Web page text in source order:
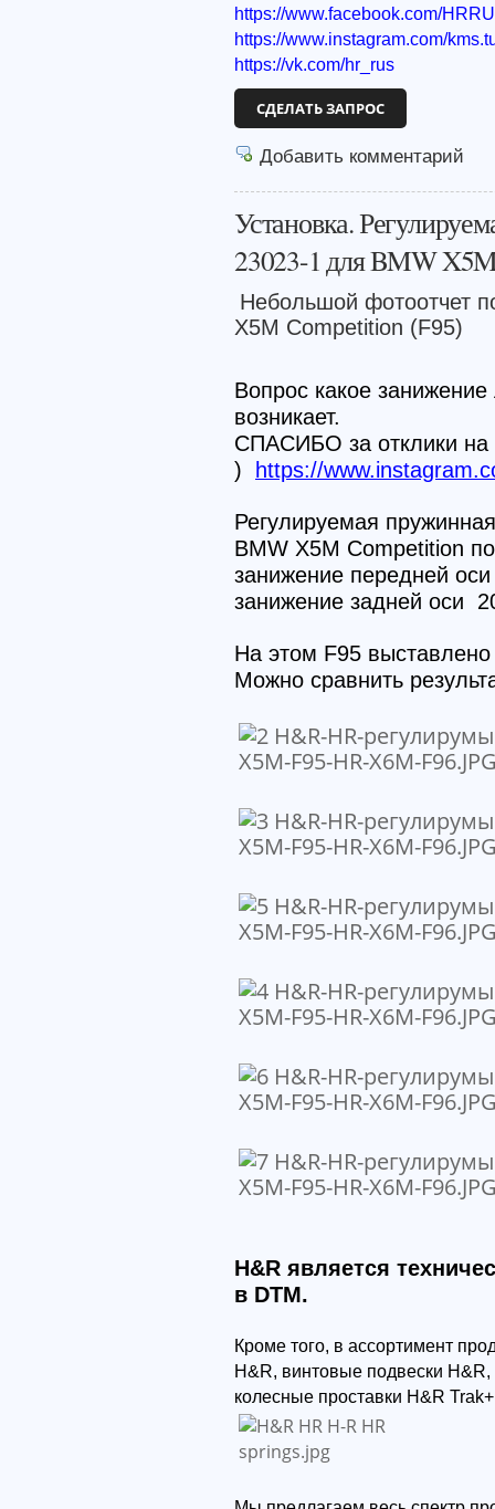
https://www.facebook.com/
https://www.instagram.com/
https://vk.com/hr_rus
СДЕЛАТЬ ЗАПРОС
Добавить комментарий
Установка.
23023-1 для BMW
Небольшой фотоотчет
X5M Competition (F95)
Вопрос какое
возникает.
СПАСИБО за отклики на
)
https://
Регулируемая
BMW X5M Competition
занижение передней
занижение задней оси
На этом F95
Можно сравнить
H&R является
в DTM.
Кроме того, в ассортимент
H&R, винтовые подвески
колесные проставки H&R